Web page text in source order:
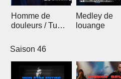
Homme de
douleurs / Tu
Medley de
louange
Saison 46